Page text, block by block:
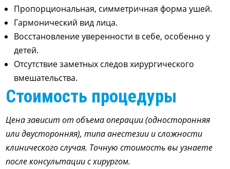
Пропорциональная, симметричная форма ушей.
Гармонический вид лица.
Восстановление уверенности в себе, особенно у
детей.
Отсутствие заметных следов хирургического
вмешательства.
Стоимость процедуры
Цена зависит от объема операции (односторонняя
или двусторонняя), типа анестезии и сложности
клинического случая. Точную стоимость вы узнаете
после консультации с хирургом.